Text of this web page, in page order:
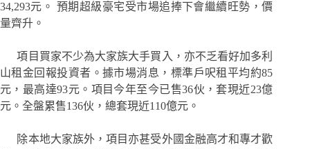
34,293元。 預期超級豪宅受市場追捧下會繼續旺勢，價
量齊升。
項目買家不少為大家族大手買入，亦不乏看好加多利
山租金回報投資者。據市場消息，標準戶呎租平均約85
元，最高達93元。項目今年至今已售36伙，套現近23億
元。全盤累售136伙，總套現近110億元。
除本地大家族外，項目亦甚受外國金融高才和專才歡